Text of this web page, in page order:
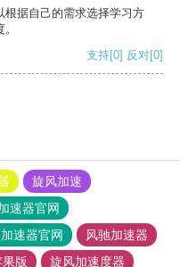
根据自己的需求选择学习方
支持[0] 反对[0]
旋风加速
速器官网
速器官网
风驰加速器
版
旋风加速度器